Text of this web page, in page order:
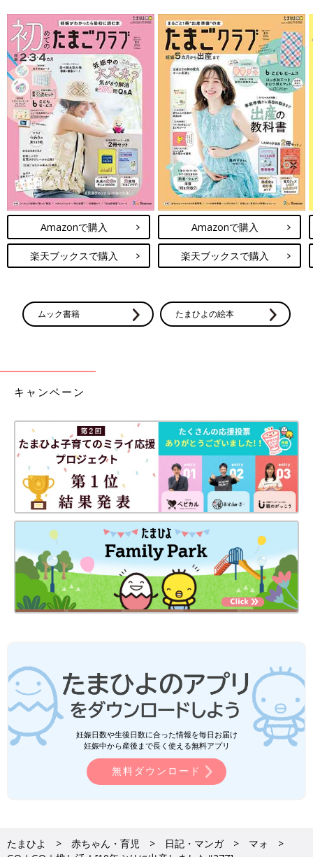
Amazonで購入
楽天ブックスで購入
Amazonで購入
楽天ブックスで購入
ムック書籍 たまひよの絵本
キャンペーン
妊娠日数や生後日数に合った情報を毎日お届け
妊娠中から産後まで長く使える無料アプリ
無料ダウンロード
たまひよ 赤ちゃん・育児 日記・マンガ
マォ